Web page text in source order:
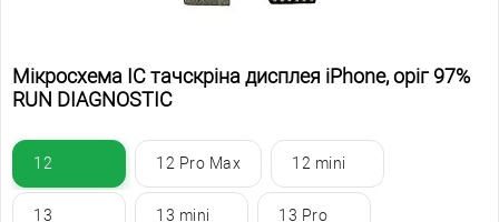
Мікросхема IC тачскріна дисплея iPhone, оріг 97%
RUN DIAGNOSTIC
12 12 Pro Max 12 mini
13 13 mini 13 Pro